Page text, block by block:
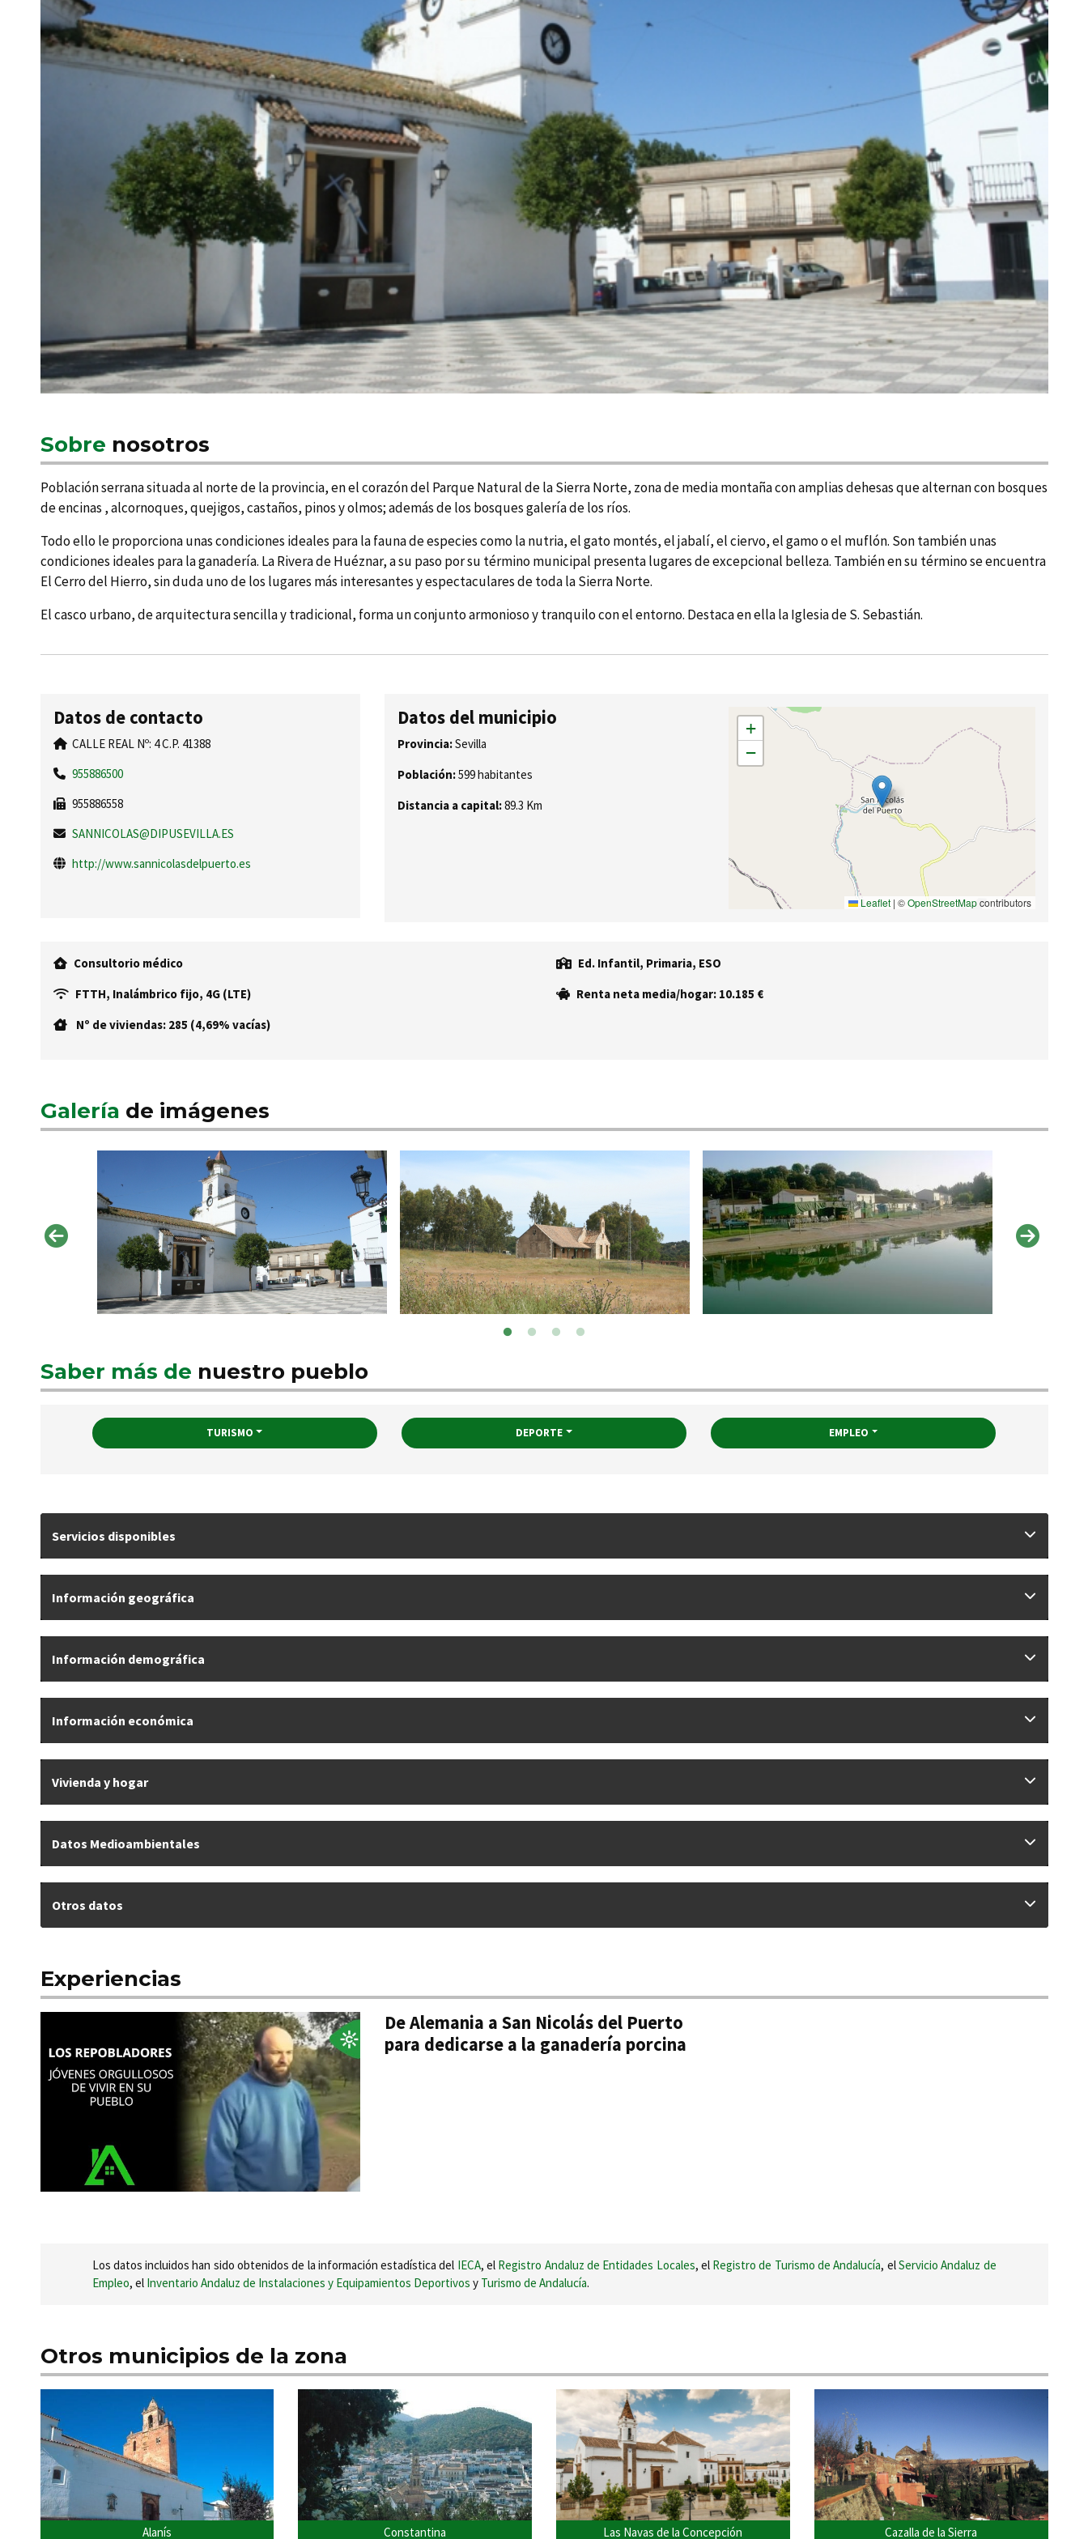
Sobre nosotros
Población serrana situada al norte de la provincia, en el corazón del Parque Natural de la Sierra Norte, zona de media montaña con amplias dehesas que alternan con bosques
de encinas , alcornoques, quejigos, castaños, pinos y olmos; además de los bosques galerí­a de los rí­os.
Todo ello le proporciona unas condiciones ideales para la fauna de especies como la nutria, el gato montés, el jabalí­, el ciervo, el gamo o el muflón. Son también unas
condiciones ideales para la ganaderí­a. La Rivera de Huéznar, a su paso por su término municipal presenta lugares de excepcional belleza. También en su término se encuentra
El Cerro del Hierro, sin duda uno de los lugares más interesantes y espectaculares de toda la Sierra Norte.
El casco urbano, de arquitectura sencilla y tradicional, forma un conjunto armonioso y tranquilo con el entorno. Destaca en ella la Iglesia de S. Sebastián.
Datos de contacto
CALLE REAL Nº: 4 C.P. 41388
955886500
955886558
SANNICOLAS@DIPUSEVILLA.ES
http://www.sannicolasdelpuerto.es
Datos del municipio
Provincia:Sevilla
Población:599 habitantes
Distancia a capital:89.3 Km
+
−
Leaflet | ©OpenStreetMapcontributors
Consultorio médico
Ed. Infantil, Primaria, ESO
FTTH, Inalámbrico fijo, 4G (LTE)
Renta neta media/hogar: 10.185 €
Nº de viviendas: 285 (4,69% vacías)
Galería de imágenes
Saber más de nuestro pueblo
TURISMO DEPORTE EMPLEO
Servicios disponibles
Información geográfica
Información demográfica
Información económica
Vivienda y hogar
Datos Medioambientales
Otros datos
Experiencias
De Alemania a San Nicolás del Puerto
para dedicarse a la ganadería porcina
Los datos incluidos han sido obtenidos de la información estadística del IECA, el Registro Andaluz de Entidades Locales, el Registro de Turismo de Andalucía, elServicio Andaluz de
Empleo, el Inventario Andaluz de Instalaciones y Equipamientos Deportivos y Turismo de Andalucía.
Otros municipios de la zona
Alanís Constantina Las Navas de la Concepción Cazalla de la Sierra